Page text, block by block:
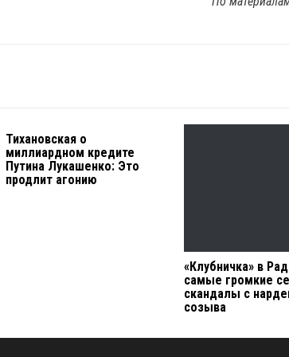
Тихановская о
миллиардном кредите
Путина Лукашенко: Это
продлит агонию
«Клубничка» в
самые громкие
скандалы с
созыва